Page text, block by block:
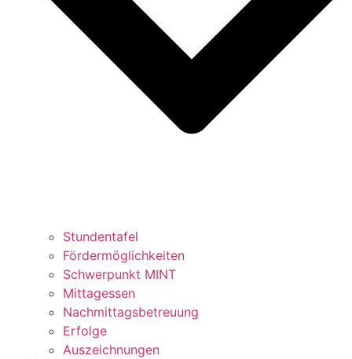
Stundentafel
Fördermöglichkeiten
Schwerpunkt MINT
Mittagessen
Nachmittagsbetreuung
Erfolge
Auszeichnungen